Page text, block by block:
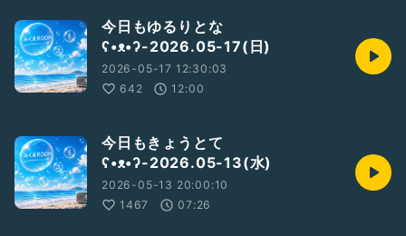
今日もゆるりとな
ʕ•ᴥ•ʔ-2026.05-17(日)
2026-05-17 12:30:03
642
12:00
今日もきょうとて
ʕ•ᴥ•ʔ-2026.05-13(水)
2026-05-13 20:00:10
1467
07:26